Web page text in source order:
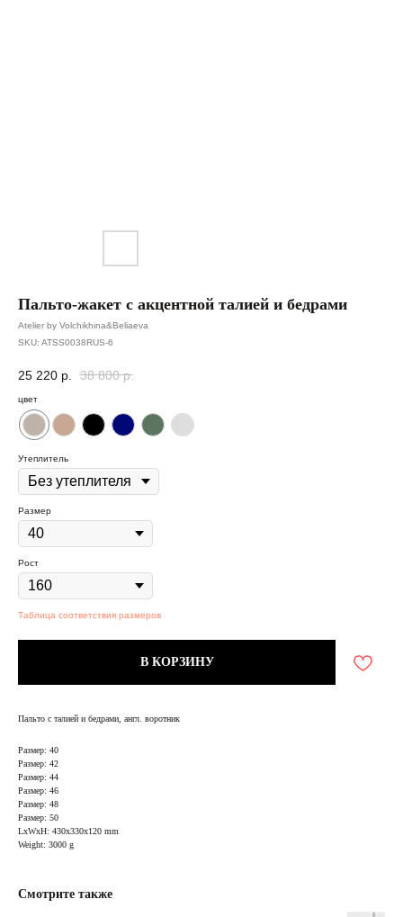
Пальто-жакет с акцентной талией и бедрами
Atelier by Volchikhina&Beliaeva
SKU: ATSS0038RUS-6
25 220 р. 38 800 р.
цвет
Утеплитель
Размер
Рост
Таблица соответствия размеров
В КОРЗИНУ
Пальто с талией и бедрами, англ. воротник
Размер: 40
Размер: 42
Размер: 44
Размер: 46
Размер: 48
Размер: 50
LxWxH: 430x330x120 mm
Weight: 3000 g
Смотрите также